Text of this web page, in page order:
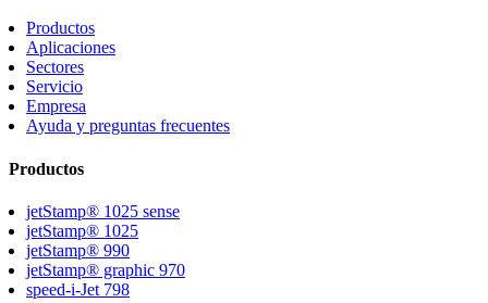
Productos
Aplicaciones
Sectores
Servicio
Empresa
Ayuda y preguntas frecuentes
Productos
jetStamp® 1025 sense
jetStamp® 1025
jetStamp® 990
jetStamp® graphic 970
speed-i-Jet 798